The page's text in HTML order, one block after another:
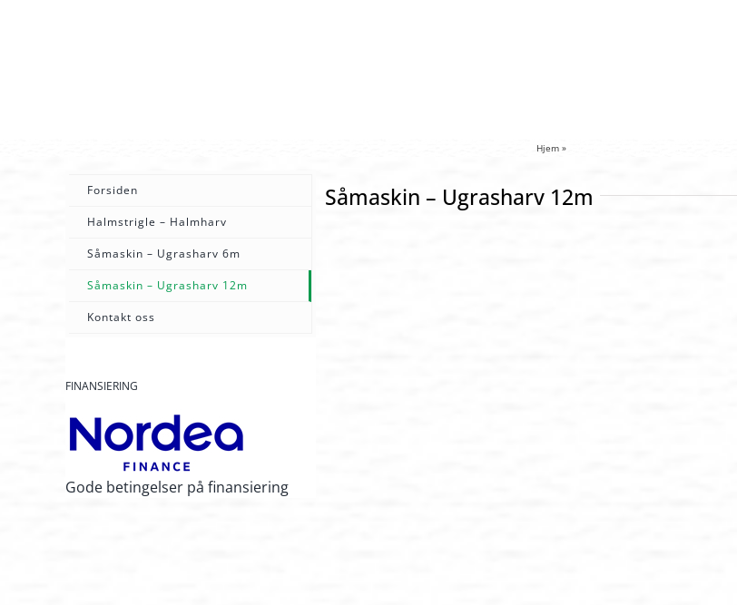
Hjem»
Såmaskin – Ugrasharv 12m
Forsiden
Halmstrigle – Halmharv
Såmaskin – Ugrasharv 6m
Såmaskin – Ugrasharv 12m
Kontakt oss
FINANSIERING
Gode betingelser på finansiering